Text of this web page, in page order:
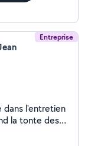
Entreprise
la tonte des